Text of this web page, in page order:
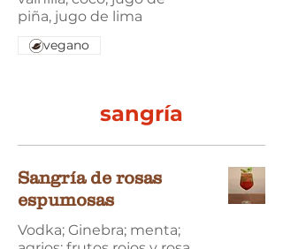
piña, jugo de lima
vegano
sangría
Sangría de rosas
espumosas
Vodka; Ginebra; menta;